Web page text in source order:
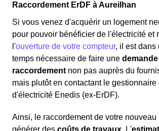
Raccordement ErDF à Aureilhan
Si vous venez d'acquérir un logement
pour pouvoir bénéficier de l'électricité et
l'ouverture de votre compteur, il est dans
temps nécessaire de faire une
raccordement non pas auprès du
mais plutôt en contactant le gestionnaire
d'électricité Enedis (ex-ErDF).
Ainsi, le raccordement de votre nouveau